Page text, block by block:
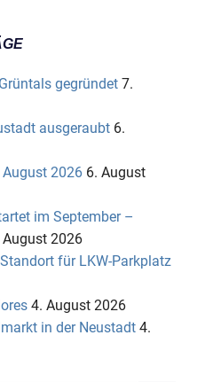
gegründet 7.
ausgeraubt 6.
2026 6. August
im September –
August 2026
für LKW-Parkplatz
4. August 2026
in der Neustadt 4.